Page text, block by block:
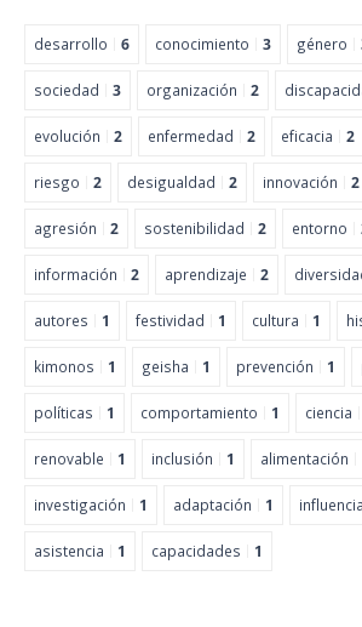
desarrollo 6 conocimiento 3 género
sociedad 3 organización 2
evolución 2 enfermedad 2 eficacia 2
riesgo 2 desigualdad 2 innovación 2
agresión 2 sostenibilidad 2 entorno
información 2 aprendizaje 2
autores 1 festividad 1 cultura 1
kimonos 1 geisha 1 prevención 1
políticas 1 comportamiento 1 ciencia
renovable 1 inclusión 1 alimentación
investigación 1 adaptación 1 influencia
asistencia 1 capacidades 1